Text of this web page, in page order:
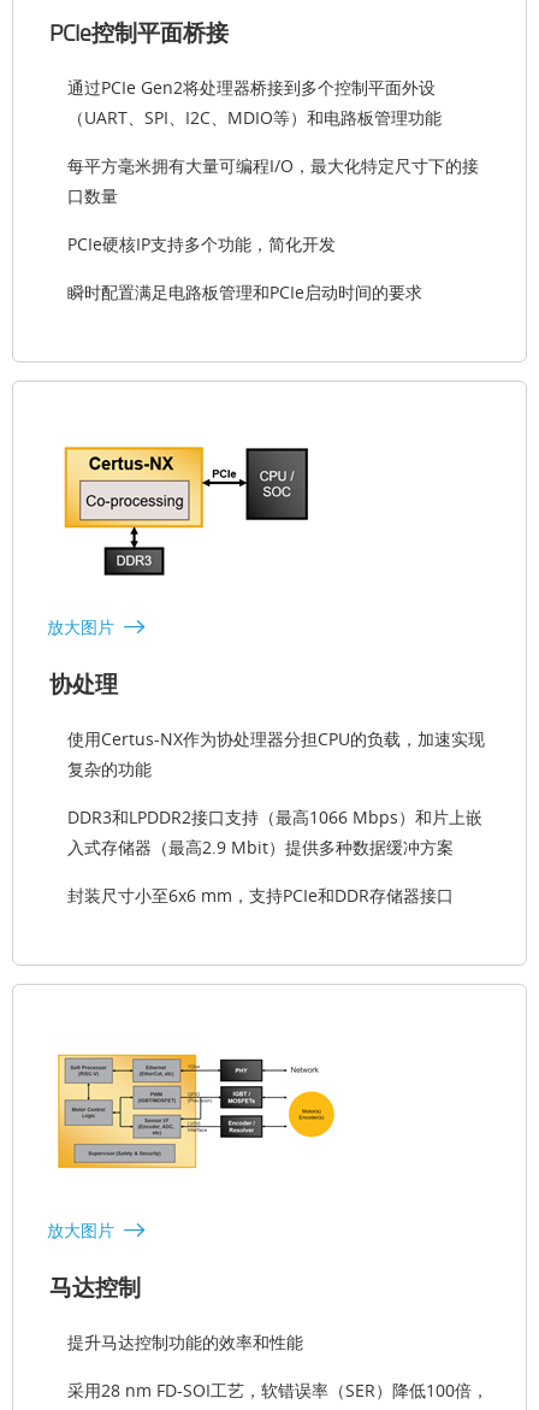
PCIe控制平面桥接
通过PCIe Gen2将处理器桥接到多个控制平面外设
（UART、SPI、I2C、MDIO等）和电路板管理功能
每平方毫米拥有大量可编程I/O，最大化特定尺寸下的接
口数量
PCIe硬核IP支持多个功能，简化开发
瞬时配置满足电路板管理和PCIe启动时间的要求
放大图片
协处理
使用Certus-NX作为协处理器分担CPU的负载，加速实现
复杂的功能
DDR3和LPDDR2接口支持（最高1066 Mbps）和片上嵌
入式存储器（最高2.9 Mbit）提供多种数据缓冲方案
封装尺寸小至6x6 mm，支持PCIe和DDR存储器接口
放大图片
马达控制
提升马达控制功能的效率和性能
采用28 nm FD-SOI工艺，软错误率（SER）降低100倍，